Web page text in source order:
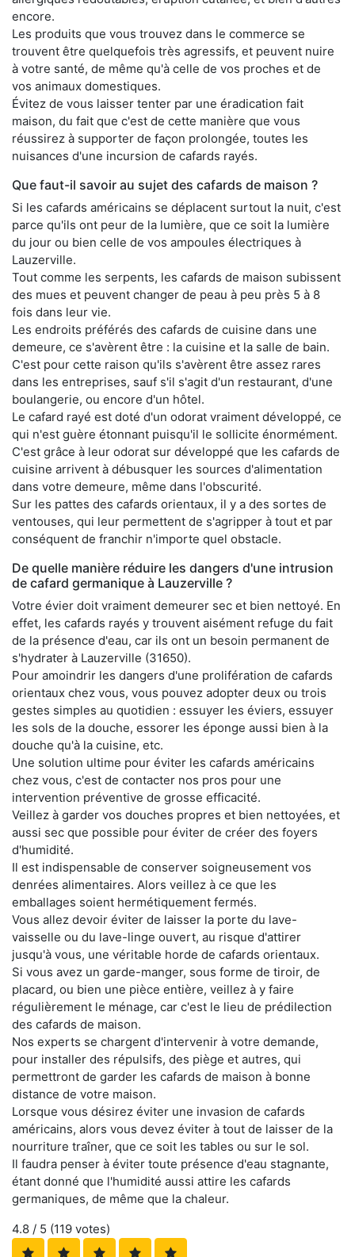
encore.
Les produits que vous trouvez dans le commerce se
trouvent être quelquefois très agressifs, et peuvent nuire
à votre santé, de même qu'à celle de vos proches et de
vos animaux domestiques.
Évitez de vous laisser tenter par une éradication fait
maison, du fait que c'est de cette manière que vous
réussirez à supporter de façon prolongée, toutes les
nuisances d'une incursion de cafards rayés.
Que faut-il savoir au sujet des cafards de maison ?
Si les cafards américains se déplacent surtout la nuit, c'est
parce qu'ils ont peur de la lumière, que ce soit la lumière
du jour ou bien celle de vos ampoules électriques à
Lauzerville.
Tout comme les serpents, les cafards de maison subissent
des mues et peuvent changer de peau à peu près 5 à 8
fois dans leur vie.
Les endroits préférés des cafards de cuisine dans une
demeure, ce s'avèrent être : la cuisine et la salle de bain.
C'est pour cette raison qu'ils s'avèrent être assez rares
dans les entreprises, sauf s'il s'agit d'un restaurant, d'une
boulangerie, ou encore d'un hôtel.
Le cafard rayé est doté d'un odorat vraiment développé, ce
qui n'est guère étonnant puisqu'il le sollicite énormément.
C'est grâce à leur odorat sur développé que les cafards de
cuisine arrivent à débusquer les sources d'alimentation
dans votre demeure, même dans l'obscurité.
Sur les pattes des cafards orientaux, il y a des sortes de
ventouses, qui leur permettent de s'agripper à tout et par
conséquent de franchir n'importe quel obstacle.
De quelle manière réduire les dangers d'une intrusion
de cafard germanique à Lauzerville ?
Votre évier doit vraiment demeurer sec et bien nettoyé. En
effet, les cafards rayés y trouvent aisément refuge du fait
de la présence d'eau, car ils ont un besoin permanent de
s'hydrater à Lauzerville (31650).
Pour amoindrir les dangers d'une prolifération de cafards
orientaux chez vous, vous pouvez adopter deux ou trois
gestes simples au quotidien : essuyer les éviers, essuyer
les sols de la douche, essorer les éponge aussi bien à la
douche qu'à la cuisine, etc.
Une solution ultime pour éviter les cafards américains
chez vous, c'est de contacter nos pros pour une
intervention préventive de grosse efficacité.
Veillez à garder vos douches propres et bien nettoyées, et
aussi sec que possible pour éviter de créer des foyers
d'humidité.
Il est indispensable de conserver soigneusement vos
denrées alimentaires. Alors veillez à ce que les
emballages soient hermétiquement fermés.
Vous allez devoir éviter de laisser la porte du lave-
vaisselle ou du lave-linge ouvert, au risque d'attirer
jusqu'à vous, une véritable horde de cafards orientaux.
Si vous avez un garde-manger, sous forme de tiroir, de
placard, ou bien une pièce entière, veillez à y faire
régulièrement le ménage, car c'est le lieu de prédilection
des cafards de maison.
Nos experts se chargent d'intervenir à votre demande,
pour installer des répulsifs, des piège et autres, qui
permettront de garder les cafards de maison à bonne
distance de votre maison.
Lorsque vous désirez éviter une invasion de cafards
américains, alors vous devez éviter à tout de laisser de la
nourriture traîner, que ce soit les tables ou sur le sol.
Il faudra penser à éviter toute présence d'eau stagnante,
étant donné que l'humidité aussi attire les cafards
germaniques, de même que la chaleur.
4.8 / 5 (119 votes)